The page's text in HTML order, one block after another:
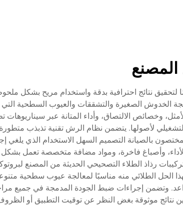
نتائج احترافية بدقة واستخدام مريح بشكل
الخدوش الصغيرة والتشققات والعيوب السطحية التي
وخصائص الالتصاق، وأداء المتانة عبر سيناريوهات
لأصولها. يتضمن نظام الرش تقنية تذبذب متطورة
بالصيانة التصميم السهل الاستخدام الذي يلغي
الأداء، وأصباغ فاخرة، ومواد مضافة متخصصة تعمل
رذاذ الطلاء التصحيحي الحديثة من المصنع
الحل الطلائي منه مناسبًا لمعالجة عيوب سطحية
وتضمن إجراءات ضبط الجودة المدمجة في جميع
موثوقة بغض النظر عن توقيت التطبيق أو الظروف